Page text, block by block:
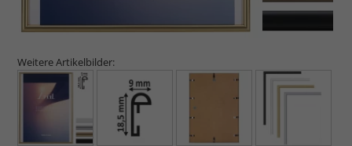
Weitere Artikelbilder: